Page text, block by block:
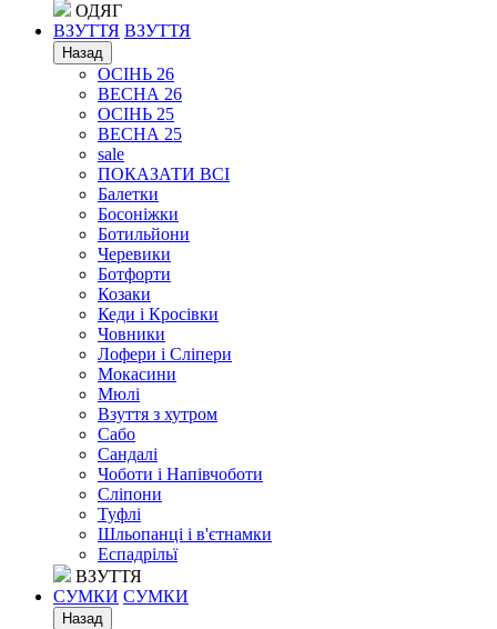
ОДЯГ
ВЗУТТЯ ВЗУТТЯ
Назад
ОСІНЬ 26
ВЕСНА 26
ОСІНЬ 25
ВЕСНА 25
sale
ПОКАЗАТИ ВСІ
Балетки
Босоніжки
Ботильйони
Черевики
Ботфорти
Козаки
Кеди і Кросівки
Човники
Лофери і Сліпери
Мокасини
Мюлі
Взуття з хутром
Сабо
Сандалі
Чоботи і Напівчоботи
Сліпони
Туфлі
Шльопанці і в'єтнамки
Еспадрільї
ВЗУТТЯ
СУМКИ СУМКИ
Назад